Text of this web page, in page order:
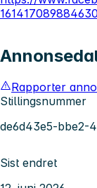
Rapporter
Stillingsnummer
de6d43e5-bbe2-
Sist endret